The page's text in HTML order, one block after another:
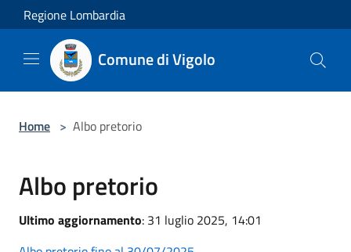
Salta al contenuto principale
Regione Lombardia
Comune di Vigolo
Home > Albo pretorio
Albo pretorio
Ultimo aggiornamento: 31 luglio 2025, 14:01